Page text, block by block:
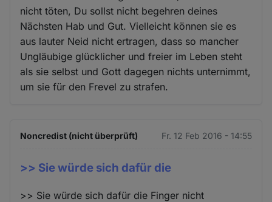
nicht töten, Du sollst nicht begehren deines
Nächsten Hab und Gut. Vielleicht können sie es
aus lauter Neid nicht ertragen, dass so mancher
Ungläubige glücklicher und freier im Leben steht
als sie selbst und Gott dagegen nichts unternimmt,
um sie für den Frevel zu strafen.
Noncredist (nicht überprüft) Fr. 12 Feb 2016 - 14:55
>> Sie würde sich dafür die
>> Sie würde sich dafür die Finger nicht